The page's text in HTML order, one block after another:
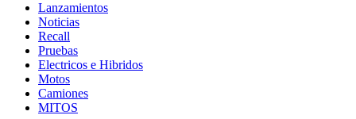
Lanzamientos
Noticias
Recall
Pruebas
Electricos e Hibridos
Motos
Camiones
MITOS